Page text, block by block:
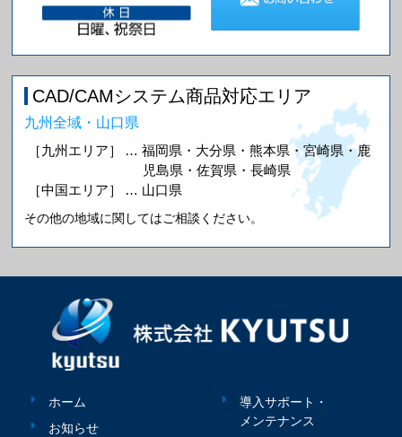
CAD/CAMシステム商品対応エリア
九州全域・山口県
［九州エリア］
… 福岡県・大分県・熊本県・宮崎県・鹿
児島県・佐賀県・長崎県
［中国エリア］
… 山口県
その他の地域に関してはご相談ください。
ホーム
お知らせ
導入サポート・
メンテナンス